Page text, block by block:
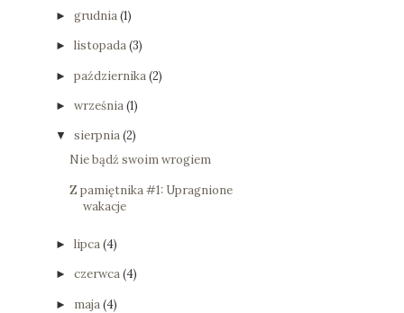
► grudnia(1)
► listopada(3)
► października(2)
► września(1)
▼ sierpnia(2)
Nie bądź swoim wrogiem
Z pamiętnika #1: Upragnione
wakacje
► lipca(4)
► czerwca(4)
► maja(4)